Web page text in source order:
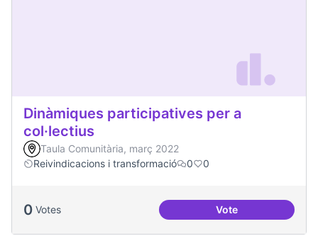
Dinàmiques participatives per a
col·lectius
Taula Comunitària, març 2022
Reivindicacions i transformació
0 0
0 Votes VoteDinàmiques